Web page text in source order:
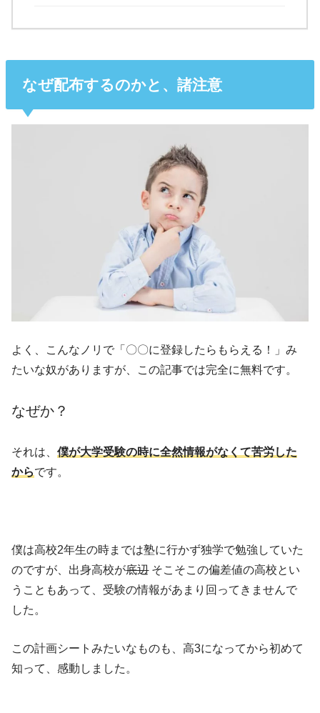
なぜ配布するのかと、諸注意
よく、こんなノリで「〇〇に登録したらもらえる！」み
たいな奴がありますが、この記事では完全に無料です。
なぜか？
それは、僕が大学受験の時に全然情報がなくて苦労した
からです。
僕は高校2年生の時までは塾に行かず独学で勉強していた
のですが、出身高校が底辺そこそこの偏差値の高校とい
うこともあって、受験の情報があまり回ってきませんで
した。
この計画シートみたいなものも、高3になってから初めて
知って、感動しました。